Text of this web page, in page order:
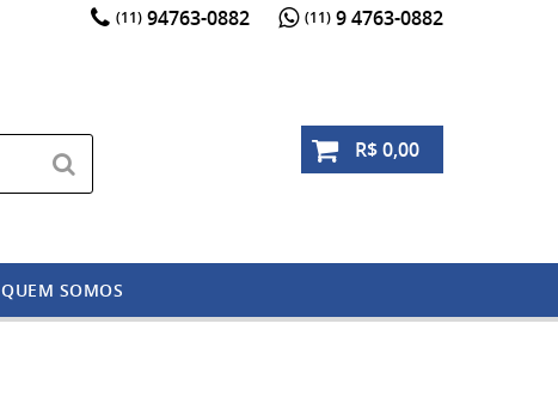
(11)94763-0882 (11)9 4763-0882
R$ 0,00
QUEM SOMOS